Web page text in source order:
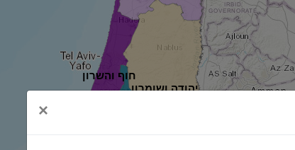
יהודה ושומרון
חוף והשרון
×